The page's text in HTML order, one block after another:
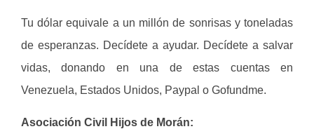
Tu dólar equivale a un millón de sonrisas y toneladas
de esperanzas. Decídete a ayudar. Decídete a salvar
vidas, donando en una de estas cuentas en
Venezuela, Estados Unidos, Paypal o Gofundme.
Asociación Civil Hijos de Morán: